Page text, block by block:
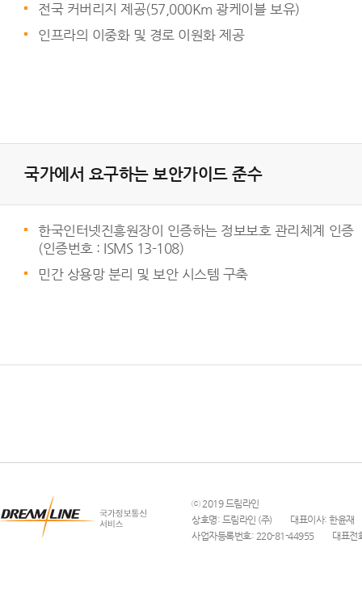
전국 커버리지 제공(57,000Km 광케이블 보유)
인프라의 이중화 및 경로 이원화 제공
국가에서 요구하는 보안가이드 준수
한국인터넷진흥원장이 인증하는 정보보호 관리체계 인증
(인증번호 : ISMS 13-108)
민간 상용망 분리 및 보안 시스템 구축
ⓒ 2019 드림라인
상호명: 드림라인 (주)
대표이사: 한윤재
사업자등록번호: 220-81-44955
대표전